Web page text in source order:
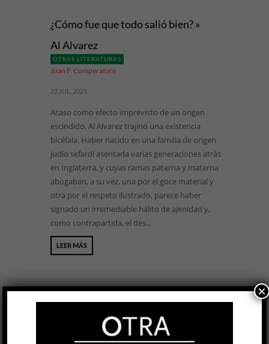
¿Cómo fue que todo salió bien? »
Al Alvarez
OTRAS LITERATURAS
Juan F. Comperatore
22 JUL, 2021
Acaso como efecto imprevisto de un origen
escindido, Al Alvarez trajinó una existencia
bicéfala. Haber nacido en una familia de origen
judío sefardí asentada varias generaciones atrás
en Inglaterra, y cuyas ramas paterna y materna
abogaban, a su vez, una por el goce material y
otra por el respeto ilustrado, parece haber
signado un irremediable hálito de ajenidad y,
como contrapartida, el des...
LEER MÁS
×